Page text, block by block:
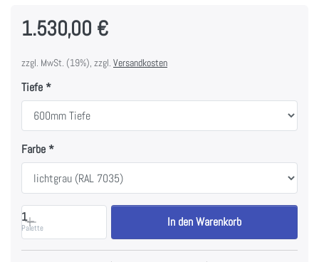
1.530,00 €
zzgl. MwSt. (19%), zzgl. Versandkosten
Tiefe
Farbe
1
Palette In den Warenkorb